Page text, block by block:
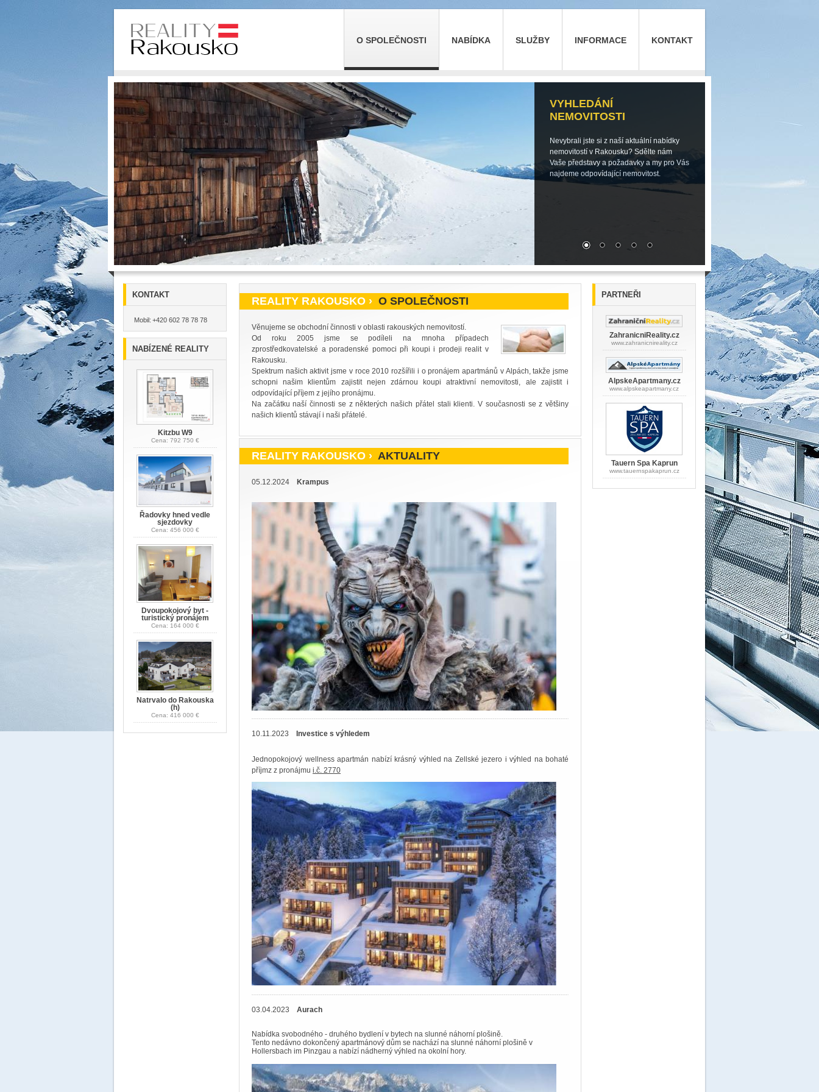
O SPOLEČNOSTI NABÍDKA SLUŽBY INFORMACE KONTAKT
VYHLEDÁNÍ
NEMOVITOSTI
Nevybrali jste si z naší aktuální nabídky
nemovitostí v Rakousku? Sdělte nám
Vaše představy a požadavky a my pro Vás
najdeme odpovídající nemovitost.
KONTAKT
Mobil: +420 602 78 78 78
NABÍZENÉ REALITY
Kitzbu W9
Cena: 792 750 €
Řadovky hned vedle
sjezdovky
Cena: 456 000 €
Dvoupokojový byt -
turistický pronájem
Cena: 164 000 €
Natrvalo do Rakouska
(h)
Cena: 416 000 €
REALITY RAKOUSKO › O SPOLEČNOSTI
Věnujeme se obchodní činnosti v oblasti rakouských nemovitostí.
Od roku 2005 jsme se podíleli na mnoha případech
zprostředkovatelské a poradenské pomoci při koupi i prodeji realit v
Rakousku.
Spektrum našich aktivit jsme v roce 2010 rozšířili i o pronájem apartmánů v Alpách, takže jsme
schopni našim klientům zajistit nejen zdárnou koupi atraktivní nemovitosti, ale zajistit i
odpovídající příjem z jejího pronájmu.
Na začátku naší činnosti se z některých našich přátel stali klienti. V současnosti se z většiny
našich klientů stávají i naši přátelé.
REALITY RAKOUSKO › AKTUALITY
05.12.2024 Krampus
10.11.2023 Investice s výhledem
Jednopokojový wellness apartmán nabízí krásný výhled na Zellské jezero i výhled na bohaté
příjmz z pronájmu i.č. 2770
03.04.2023 Aurach
Nabídka svobodného - druhého bydlení v bytech na slunné náhorní plošině.
Tento nedávno dokončený apartmánový dům se nachází na slunné náhorní plošině v
Hollersbach im Pinzgau a nabízí nádherný výhled na okolní hory.
PARTNEŘI
ZahranicniReality.cz
www.zahranicnireality.cz
AlpskeApartmany.cz
www.alpskeapartmany.cz
Tauern Spa Kaprun
www.tauernspakaprun.cz